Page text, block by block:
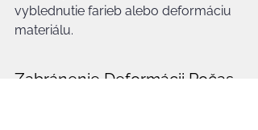
vyblednutie farieb alebo deformáciu
materiálu.
Zabránenie Deformácii Počas